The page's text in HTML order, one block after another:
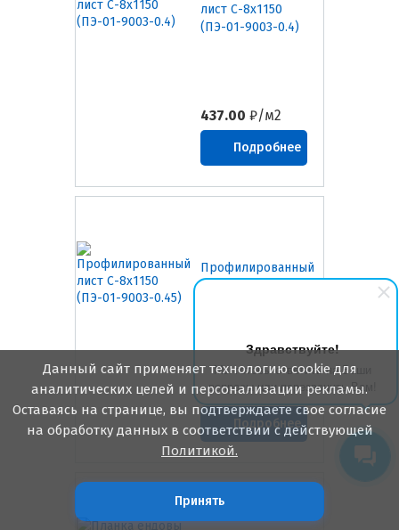
Здравствуйте!
Мы готовы ответить на Ваши
вопросы или перезвонить Вам!
лист С-8х1150
(ПЭ-01-9003-0.4)
437.00 ₽/м2
Подробнее
Профилированный
лист С-8х1150
589.00₽/м2
Подробнее
Данный сайт применяет технологию cookie для
аналитических целей и персонализации рекламы.
Оставаясь на странице, вы подтверждаете свое согласие
на обработку данных в соответствии с действующей
Политикой.
Принять